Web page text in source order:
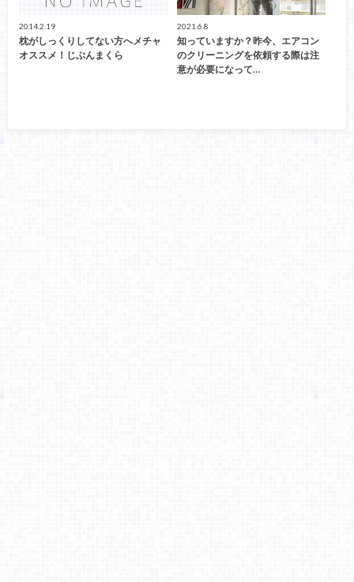
2014.2.19
枕がしっくりしてない方へメチャ
オススメ！じぶんまくら
2021.6.8
知っていますか？昨今、エアコン
のクリーニングを依頼する際は注
意が必要になって…